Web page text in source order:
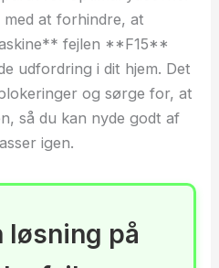
med at forhindre, at
fejlen **F15**
udfordring i dit hjem. Det
og sørge for, at
så du kan nyde godt af
igen.
løsning på